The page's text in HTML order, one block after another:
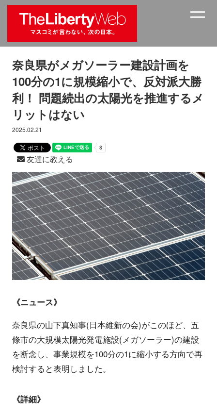
奈良県がメガソーラー建設計画を
100分の1に規模縮小で、反対派大勝
利！ 問題続出の太陽光を推進するメ
リットはない
2025.02.21
友達に教える
《ニュース》
奈良県の山下真知事(日本維新の会)がこのほど、五
條市の大規模太陽光発電施設(メガソーラー)の建設
を断念し、事業規模を100分の1に縮小する方向で再
検討すると表明しました。
《詳細》